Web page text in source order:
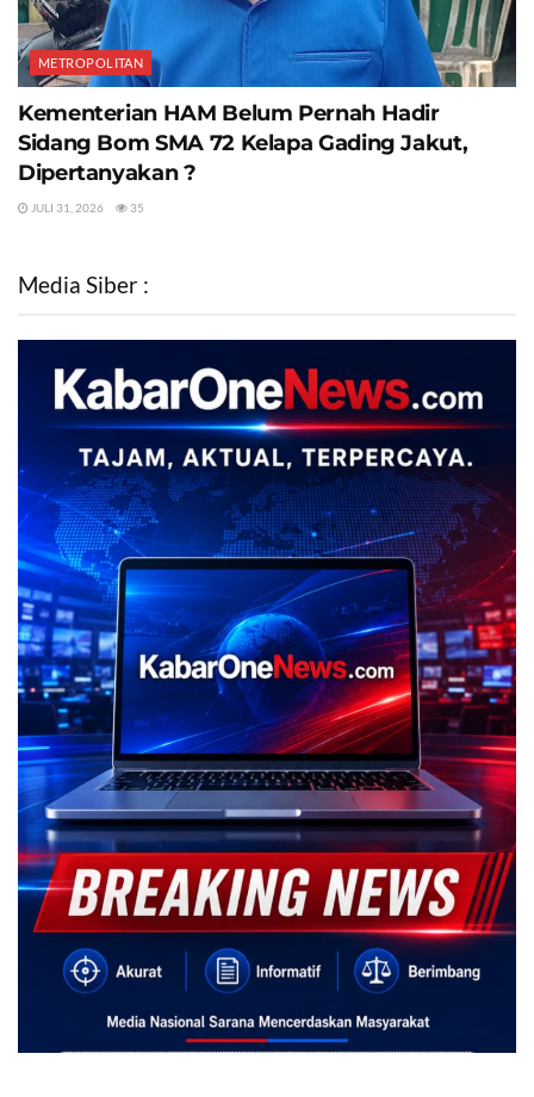
METROPOLITAN
Kementerian HAM Belum Pernah Hadir
Sidang Bom SMA 72 Kelapa Gading Jakut,
Dipertanyakan ?
JULI 31, 2026 35
Media Siber :